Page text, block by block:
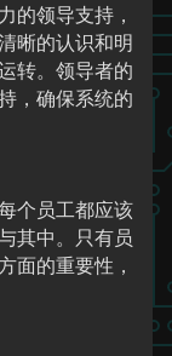
的领导支持，
晰的认识和明
转。领导者的
，确保系统的
个员工都应该
其中。只有员
面的重要性，